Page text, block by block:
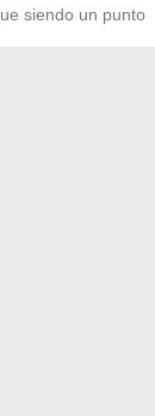
siendo un punto